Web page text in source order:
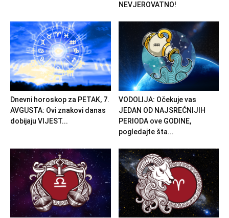
NEVJEROVATNO!
Dnevni horoskop za PETAK, 7.
AVGUSTA: Ovi znakovi danas
dobijaju VIJEST...
VODOLIJA: Očekuje vas
JEDAN OD NAJSREĆNIJIH
PERIODA ove GODINE,
pogledajte šta...